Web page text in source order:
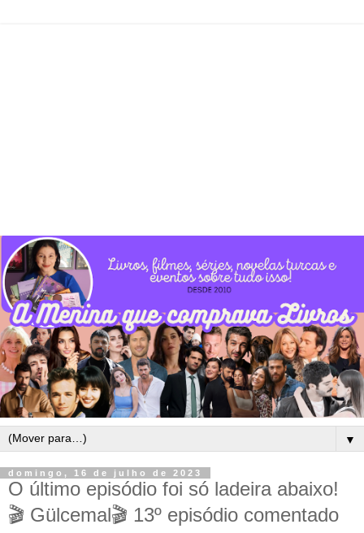
▼
domingo, 16 de julho de 2023
O último episódio foi só ladeira abaixo!
🎬 Gülcemal🎬 13º episódio comentado